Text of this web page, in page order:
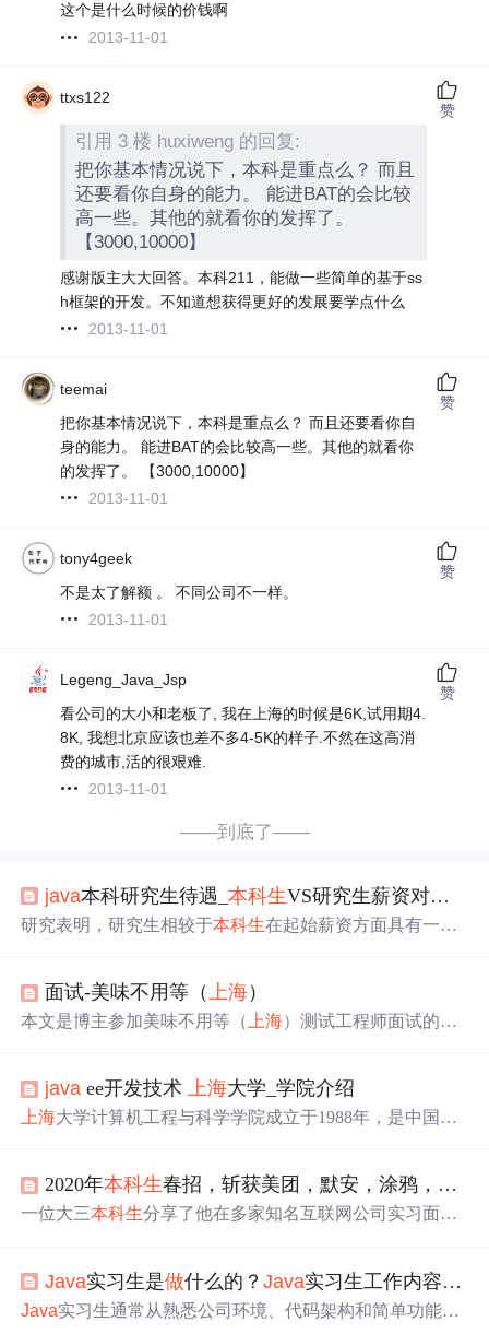
这个是什么时候的价钱啊
2013-11-01
ttxs122
引用 3 楼 huxiweng 的回复:
把你基本情况说下，本科是重点么？ 而且
还要看你自身的能力。 能进BAT的会比较
高一些。其他的就看你的发挥了。
【3000,10000】
感谢版主大大回答。本科211，能做一些简单的基于ss
h框架的开发。不知道想获得更好的发展要学点什么
2013-11-01
赞
teemai
把你基本情况说下，本科是重点么？ 而且还要看你自
身的能力。 能进BAT的会比较高一些。其他的就看你
的发挥了。 【3000,10000】
2013-11-01
赞
tony4geek
不是太了解额 。 不同公司不一样。
2013-11-01
赞
Legeng_Java_Jsp
看公司的大小和老板了, 我在上海的时候是6K,试用期4.
8K, 我想北京应该也差不多4-5K的样子.不然在这高消
费的城市,活的很艰难.
2013-11-01
赞
——到底了——
java本科研究生待遇_本科生VS研究生薪资对比！差别这么大？
研究表明，研究生相较于本科生在起始薪资方面具有一定
线城市的薪资普遍较高。
面试-美味不用等（上海）
本文是博主参加美味不用等（ 上海）测试工程师面试的详
m等方面的问题，面试官友好且专业。
java ee开发技术上海大学_学院介绍
上海大学计算机工程与科学学院成立于1988年，是中国首
人，包括本科生、硕士研究生及博士研究生。学院由两个
系、一个本科实验中心、五个研究中心等组成，提供计算
2020年本科生春招，斩获美团，默安，涂鸦，腾讯，阿里等offer
一位大三本科生分享了他在多家知名互联网公司实习面试
Java实习生是做什么的？Java实习生工作内容，不得不服
Java实习生通常从熟悉公司环境、代码架构和简单功能实